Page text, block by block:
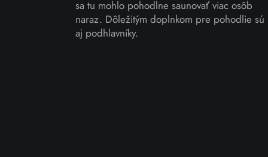
sa tu mohlo pohodlne saunovať viac osôb
naraz. Dôležitým doplnkom pre pohodlie sú
aj podhlavníky.